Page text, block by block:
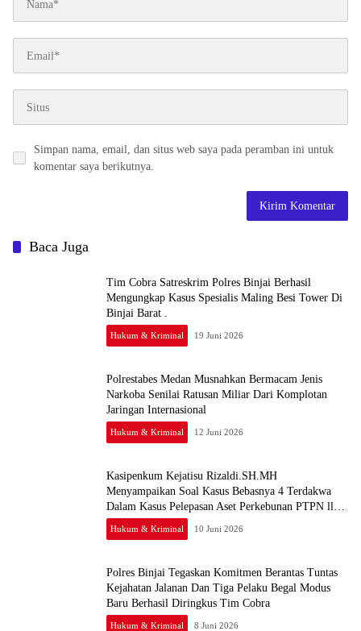
Simpan nama, email, dan situs web saya pada peramban ini untuk
komentar saya berikutnya.
Baca Juga
Tim Cobra Satreskrim Polres Binjai Berhasil
Mengungkap Kasus Spesialis Maling Besi Tower Di
Binjai Barat .
Hukum & Kriminal 19 Juni 2026
Polrestabes Medan Musnahkan Bermacam Jenis
Narkoba Senilai Ratusan Miliar Dari Komplotan
Jaringan Internasional
Hukum & Kriminal 12 Juni 2026
Kasipenkum Kejatisu Rizaldi.SH.MH
Menyampaikan Soal Kasus Bebasnya 4 Terdakwa
Dalam Kasus Pelepasan Aset Perkebunan PTPN ll
JPU, Akan Banding
Hukum & Kriminal 10 Juni 2026
Polres Binjai Tegaskan Komitmen Berantas Tuntas
Kejahatan Jalanan Dan Tiga Pelaku Begal Modus
Baru Berhasil Diringkus Tim Cobra
Hukum & Kriminal 8 Juni 2026